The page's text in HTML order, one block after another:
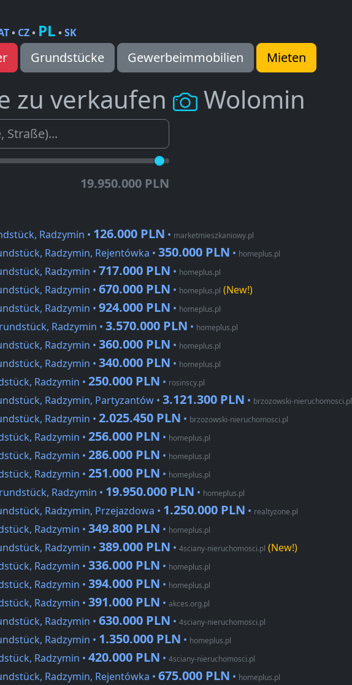
• CZ• PL •SK
Grundstücke Gewerbeimmobilien Mieten
zu verkaufen Wolomin
19.950.000 PLN
Radzymin • 126.000 PLN • marketmieszkaniowy.pl
Radzymin, Rejentówka • 350.000 PLN • homeplus.pl
Radzymin • 717.000 PLN • homeplus.pl
Radzymin • 670.000 PLN • homeplus.pl (New!)
Radzymin • 924.000 PLN • homeplus.pl
Radzymin • 3.570.000 PLN • homeplus.pl
Radzymin • 360.000 PLN • homeplus.pl
Radzymin • 340.000 PLN • homeplus.pl
Radzymin • 250.000 PLN • rosinscy.pl
Radzymin, Partyzantów • 3.121.300 PLN • brzozowski-nieruchomosci.pl
Radzymin • 2.025.450 PLN • brzozowski-nieruchomosci.pl
Radzymin • 256.000 PLN • homeplus.pl
Radzymin • 286.000 PLN • homeplus.pl
Radzymin • 251.000 PLN • homeplus.pl
Radzymin • 19.950.000 PLN • homeplus.pl
Radzymin, Przejazdowa • 1.250.000 PLN • realtyzone.pl
Radzymin • 349.800 PLN • homeplus.pl
Radzymin • 389.000 PLN • 4sciany-nieruchomosci.pl (New!)
Radzymin • 336.000 PLN • homeplus.pl
Radzymin • 394.000 PLN • homeplus.pl
Radzymin • 391.000 PLN • akces.org.pl
Radzymin • 630.000 PLN • 4sciany-nieruchomosci.pl
Radzymin • 1.350.000 PLN • homeplus.pl
Radzymin • 420.000 PLN • 4sciany-nieruchomosci.pl
Radzymin, Rejentówka • 675.000 PLN • homeplus.pl